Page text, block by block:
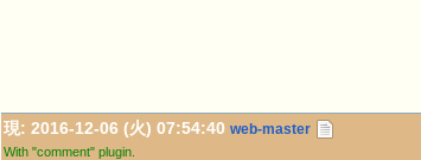
現: 2016-12-06 (火) 07:54:40 web-master
With "comment" plugin.